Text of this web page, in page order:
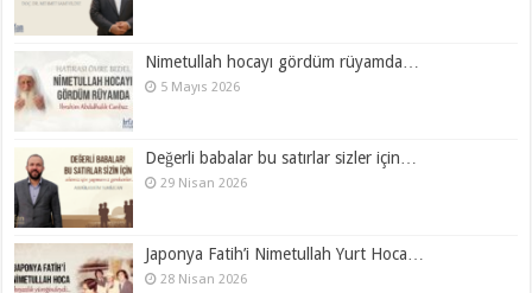
Nimetullah hocayı gördüm rüyamda…
5 Mayıs 2026
Değerli babalar bu satırlar sizler için…
29 Nisan 2026
Japonya Fatih’i Nimetullah Yurt Hoca…
28 Nisan 2026